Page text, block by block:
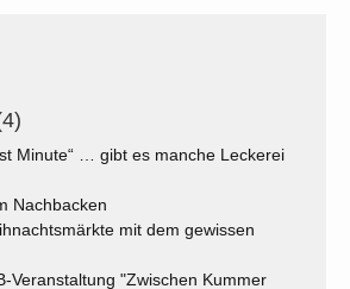
Minute“ … gibt es manche Leckerei
Nachbacken
mit dem gewissen
Veranstaltung "Zwischen Kummer